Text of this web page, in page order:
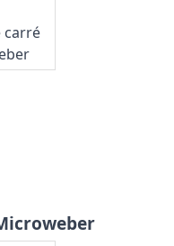
carré